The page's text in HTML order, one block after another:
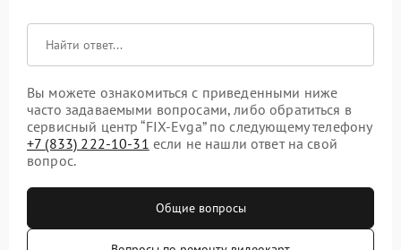
Вы можете ознакомиться с приведенными ниже
часто задаваемыми вопросами, либо обратиться в
сервисный центр “FIX-Evga” по следующему телефону
+7 (833) 222-10-31 если не нашли ответ на свой
вопрос.
Общие вопросы